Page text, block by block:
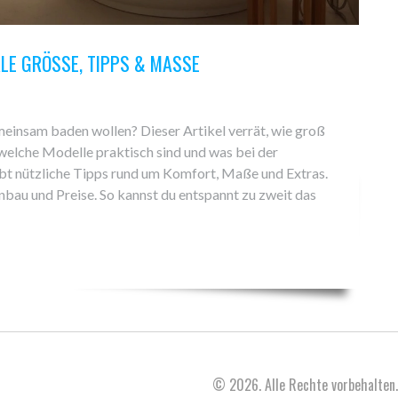
GRÖSSE, TIPPS & MASSE
baden wollen? Dieser Artikel verrät, wie groß
Modelle praktisch sind und was bei der
nützliche Tipps rund um Komfort, Maße und Extras.
und Preise. So kannst du entspannt zu zweit das
© 2026. Alle Rechte vorbehalten.